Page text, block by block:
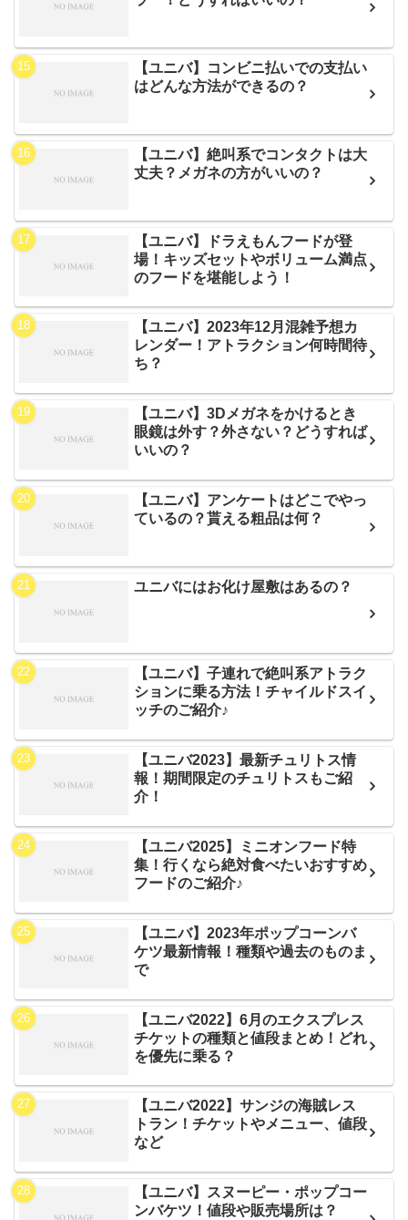
【ユニバ】コンビニ払いでの支払い
はどんな方法ができるの？
【ユニバ】絶叫系でコンタクトは大
丈夫？メガネの方がいいの？
【ユニバ】ドラえもんフードが登
場！キッズセットやボリューム満点
のフードを堪能しよう！
【ユニバ】2023年12月混雑予想カ
レンダー！アトラクション何時間待
ち？
【ユニバ】3Dメガネをかけるとき
眼鏡は外す？外さない？どうすれば
いいの？
【ユニバ】アンケートはどこでやっ
ているの？貰える粗品は何？
ユニバにはお化け屋敷はあるの？
【ユニバ】子連れで絶叫系アトラク
ションに乗る方法！チャイルドスイ
ッチのご紹介♪
【ユニバ2023】最新チュリトス情
報！期間限定のチュリトスもご紹
介！
【ユニバ2025】ミニオンフード特
集！行くなら絶対食べたいおすすめ
フードのご紹介♪
【ユニバ】2023年ポップコーンバ
ケツ最新情報！種類や過去のものま
で
【ユニバ2022】6月のエクスプレス
チケットの種類と値段まとめ！どれ
を優先に乗る？
【ユニバ2022】サンジの海賊レス
トラン！チケットやメニュー、値段
など
【ユニバ】スヌーピー・ポップコー
ンバケツ！値段や販売場所は？